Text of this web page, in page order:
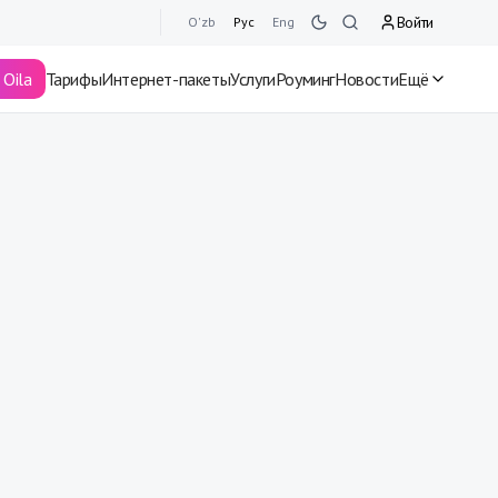
O'zb Рус Eng Войти
ТарифыИнтернет-пакетыУслугиРоумингНовостиЕщё